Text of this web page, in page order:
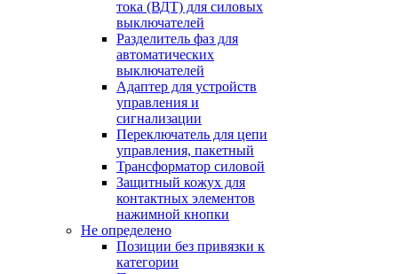
тока (ВДТ) для силовых
выключателей
Разделитель фаз для
автоматических
выключателей
Адаптер для устройств
управления и
сигнализации
Переключатель для цепи
управления, пакетный
Трансформатор силовой
Защитный кожух для
контактных элементов
нажимной кнопки
Не определено
Позиции без привязки к
категории